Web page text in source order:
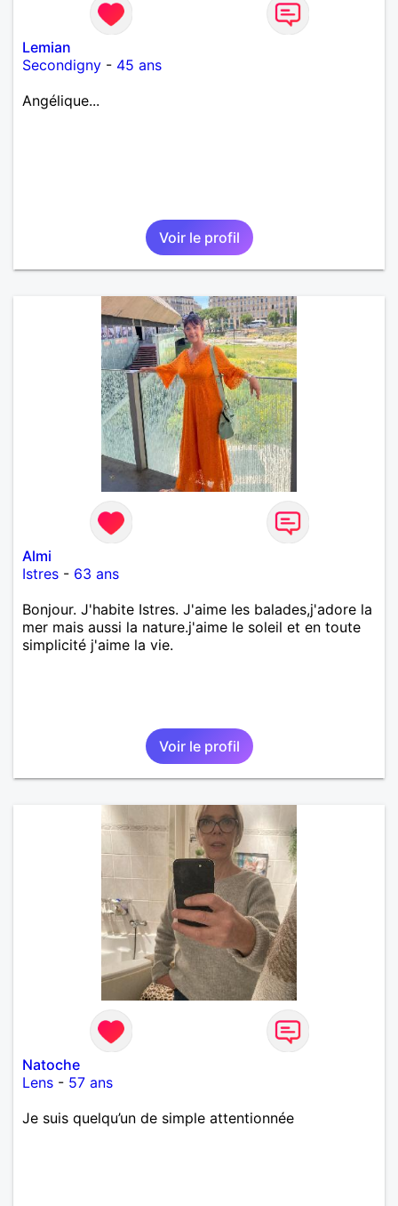
Lemian
Secondigny - 45 ans
Angélique...
Voir le profil
Almi
Istres - 63 ans
Bonjour. J'habite Istres. J'aime les balades,j'adore la
mer mais aussi la nature.j'aime le soleil et en toute
simplicité j'aime la vie.
Voir le profil
Natoche
Lens - 57 ans
Je suis quelqu’un de simple attentionnée